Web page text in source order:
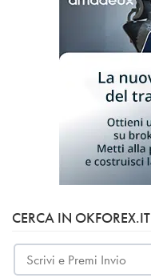
CERCA IN OKFOREX.IT